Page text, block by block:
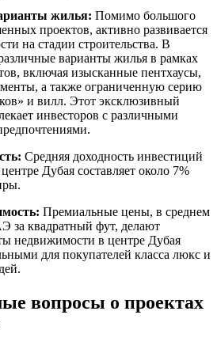
жилья: Помимо большого
проектов, активно развивается
на стадии строительства. В
варианты жилья в рамках
включая изысканные пентхаусы,
а также ограниченную серию
и вилл. Этот эксклюзивный
инвесторов с различными
Средняя доходность инвестиций
Дубая составляет около 7%
Премиальные цены, в среднем
за квадратный фут, делают
недвижимости в центре Дубая
для покупателей класса люкс и
вопросы о проектах